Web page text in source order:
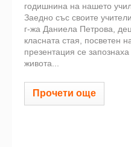
годишнина на нашето
Заедно със своите
г-жа Даниела Петрова,
класната стая, посветен
презентация се
живота...
Прочети още